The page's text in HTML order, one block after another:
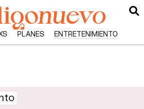
PLANES ENTRETENIMIENTO